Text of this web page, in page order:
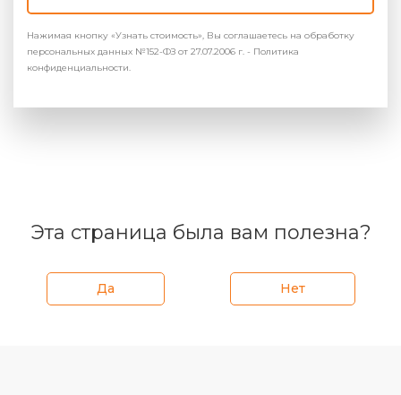
Нажимая кнопку «Узнать стоимость», Вы соглашаетесь на обработку
персональных данных №152-ФЗ от 27.07.2006 г. - Политика
конфиденциальности.
Эта страница была вам полезна?
Да Нет